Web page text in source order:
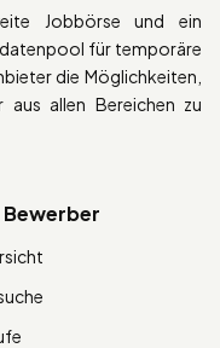
Jobbörse und ein
für temporäre
die Möglichkeiten,
aus allen Bereichen zu
Bewerber